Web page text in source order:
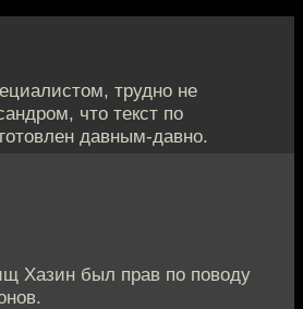
трудно не
что текст по
давным-давно.
Хазин был прав по поводу